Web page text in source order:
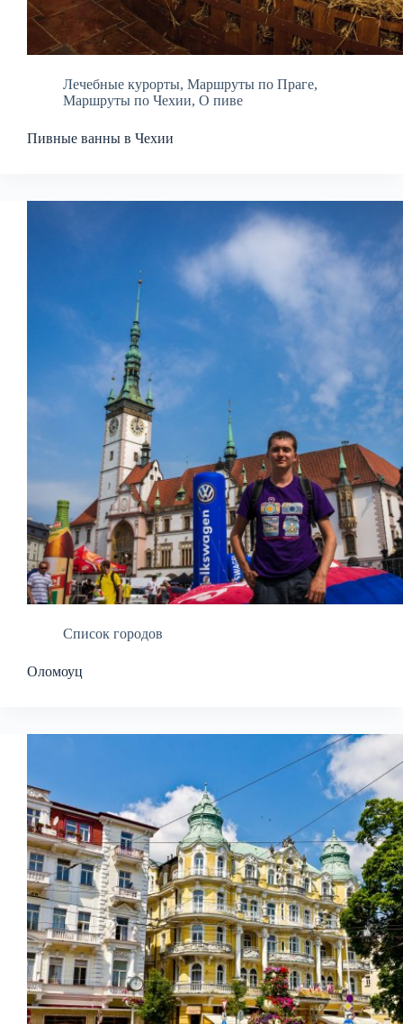
Лечебные курорты, Маршруты по Праге,
Маршруты по Чехии, О пиве
Пивные ванны в Чехии
Список городов
Оломоуц